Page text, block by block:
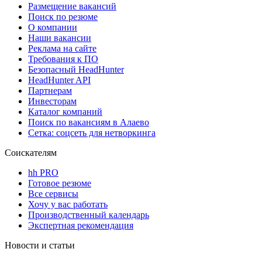
Размещение вакансий
Поиск по резюме
О компании
Наши вакансии
Реклама на сайте
Требования к ПО
Безопасный HeadHunter
HeadHunter API
Партнерам
Инвесторам
Каталог компаний
Поиск по вакансиям в Алаево
Сетка: соцсеть для нетворкинга
Соискателям
hh PRO
Готовое резюме
Все сервисы
Хочу у вас работать
Производственный календарь
Экспертная рекомендация
Новости и статьи